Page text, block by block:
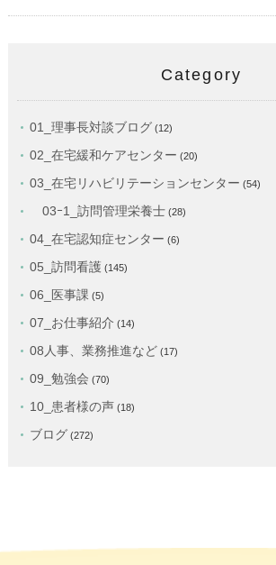
Category
01_理事長対談ブログ (12)
02_在宅緩和ケアセンター (20)
03_在宅リハビリテーションセンター (54)
03ｰ1_訪問管理栄養士(28)
04_在宅認知症センター (6)
05_訪問看護 (145)
06_医事課 (5)
07_お仕事紹介 (14)
08人事、業務推進など (17)
09_勉強会 (70)
10_患者様の声 (18)
ブログ (272)